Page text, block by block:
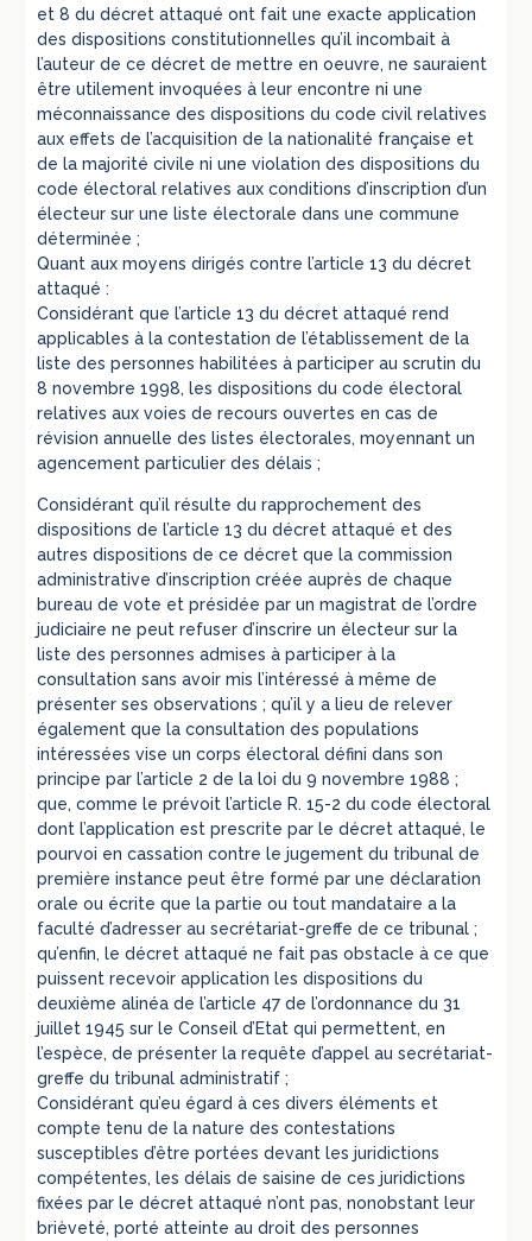
et 8 du décret attaqué ont fait une exacte application
des dispositions constitutionnelles qu’il incombait à
l’auteur de ce décret de mettre en oeuvre, ne sauraient
être utilement invoquées à leur encontre ni une
méconnaissance des dispositions du code civil relatives
aux effets de l’acquisition de la nationalité française et
de la majorité civile ni une violation des dispositions du
code électoral relatives aux conditions d’inscription d’un
électeur sur une liste électorale dans une commune
déterminée ;
Quant aux moyens dirigés contre l’article 13 du décret
attaqué :
Considérant que l’article 13 du décret attaqué rend
applicables à la contestation de l’établissement de la
liste des personnes habilitées à participer au scrutin du
8 novembre 1998, les dispositions du code électoral
relatives aux voies de recours ouvertes en cas de
révision annuelle des listes électorales, moyennant un
agencement particulier des délais ;
Considérant qu’il résulte du rapprochement des
dispositions de l’article 13 du décret attaqué et des
autres dispositions de ce décret que la commission
administrative d’inscription créée auprès de chaque
bureau de vote et présidée par un magistrat de l’ordre
judiciaire ne peut refuser d’inscrire un électeur sur la
liste des personnes admises à participer à la
consultation sans avoir mis l’intéressé à même de
présenter ses observations ; qu’il y a lieu de relever
également que la consultation des populations
intéressées vise un corps électoral défini dans son
principe par l’article 2 de la loi du 9 novembre 1988 ;
que, comme le prévoit l’article R. 15-2 du code électoral
dont l’application est prescrite par le décret attaqué, le
pourvoi en cassation contre le jugement du tribunal de
première instance peut être formé par une déclaration
orale ou écrite que la partie ou tout mandataire a la
faculté d’adresser au secrétariat-greffe de ce tribunal ;
qu’enfin, le décret attaqué ne fait pas obstacle à ce que
puissent recevoir application les dispositions du
deuxième alinéa de l’article 47 de l’ordonnance du 31
juillet 1945 sur le Conseil d’Etat qui permettent, en
l’espèce, de présenter la requête d’appel au secrétariat-
greffe du tribunal administratif ;
Considérant qu’eu égard à ces divers éléments et
compte tenu de la nature des contestations
susceptibles d’être portées devant les juridictions
compétentes, les délais de saisine de ces juridictions
fixées par le décret attaqué n’ont pas, nonobstant leur
brièveté, porté atteinte au droit des personnes